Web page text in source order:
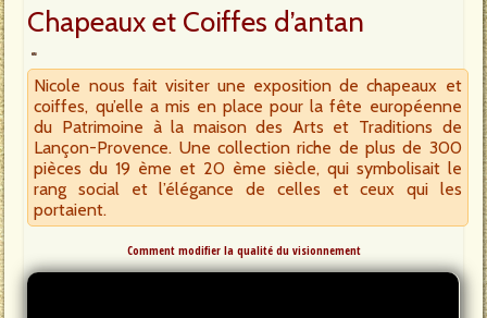
Chapeaux et Coiffes d’antan
Nicole nous fait visiter une exposition de chapeaux et
coiffes, qu’elle a mis en place pour la fête européenne
du Patrimoine à la maison des Arts et Traditions de
Lançon-Provence. Une collection riche de plus de 300
pièces du 19 ème et 20 ème siècle, qui symbolisait le
rang social et l’élégance de celles et ceux qui les
portaient.
Comment modifier la qualité du visionnement